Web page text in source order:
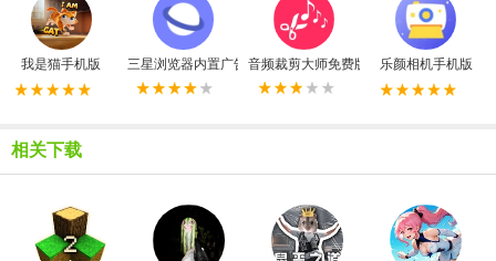
我是猫手机版 三星浏览器内置广告拦截器最新版
音频裁剪大师免费版 乐颜相机手机版
相关下载